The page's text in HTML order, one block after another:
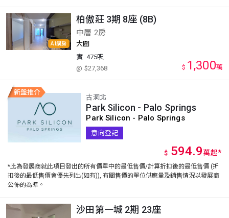
AI講房
柏傲莊 3期 8座 (8B)
中層 2房
大圍
實 475呎
@ $27,368
$ 1,300萬
古洞北
Park Silicon - Palo Springs
Park Silicon - Palo Springs
意向登記
$ 594.9萬起*
*此為發展商就此項目發出的所有價單中的最低售價/計算折扣後的最低售價 (折
扣後的最低售價會優先列出(如有)), 有關售價的單位供應量及銷售情況以發展商
公佈的為準。
沙田第一城 2期 23座